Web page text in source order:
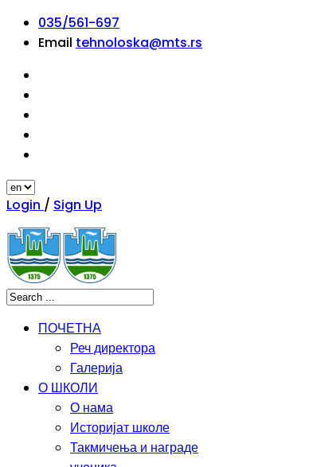
035/561-697
Email tehnoloska@mts.rs
Login / Sign Up
ПОЧЕТНА
Реч директора
Галерија
О ШКОЛИ
О нама
Историјат школе
Такмичења и награде